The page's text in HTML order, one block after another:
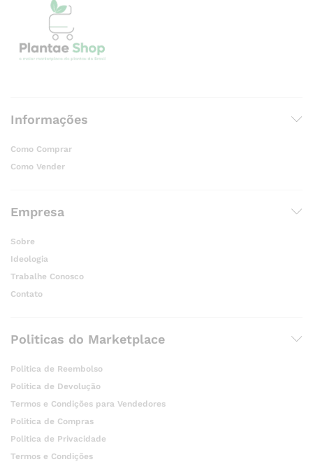
Informações
Como Comprar
Como Vender
Empresa
Sobre
Ideologia
Trabalhe Conosco
Contato
Politicas do Marketplace
Politica de Reembolso
Politica de Devolução
Termos e Condições para Vendedores
Politica de Compras
Politica de Privacidade
Termos e Condições